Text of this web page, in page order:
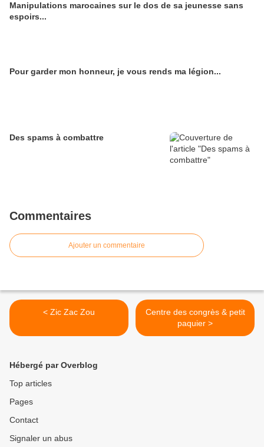
Manipulations marocaines sur le dos de sa jeunesse sans
espoirs...
Pour garder mon honneur, je vous rends ma légion...
Des spams à combattre
Commentaires
Ajouter un commentaire
< Zic Zac Zou
Centre des congrès & petit
paquier >
Hébergé par Overblog
Top articles
Pages
Contact
Signaler un abus